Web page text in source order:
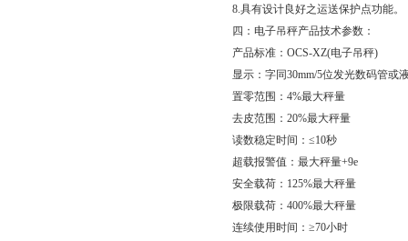
8.具有设计良好之运送保护点功能。
四：电子吊秤产品技术参数：
产品标准：OCS-XZ(电子吊秤)
显示：字同30mm/5位发光数码管或
置零范围：4%最大秤量
去皮范围：20%最大秤量
读数稳定时间：≤10秒
超载报警值：最大秤量+9e
安全载荷：125%最大秤量
极限载荷：400%最大秤量
连续使用时间：≥70小时